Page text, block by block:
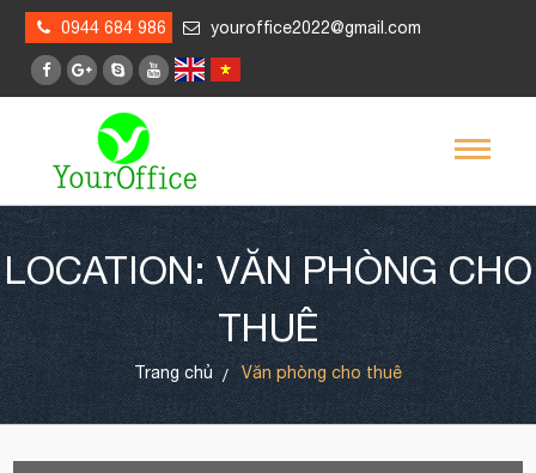
0944 684 986 youroffice2022@gmail.com
LOCATION: VĂN PHÒNG CHO
THUÊ
Trang chủ Văn phòng cho thuê